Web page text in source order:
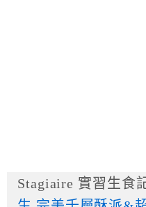
Stagiaire 實習生食